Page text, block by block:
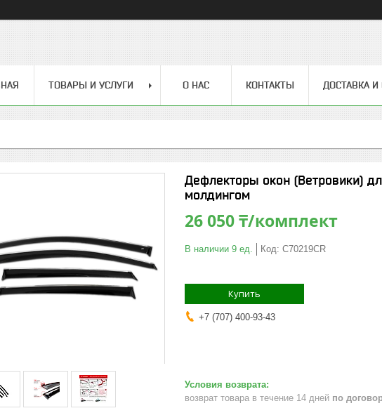
ТОВАРЫ И УСЛУГИ О НАС КОНТАКТЫ ДОСТАВКА И
Дефлекторы окон (Ветровики)
молдингом
26 050 ₸/комплект
В наличии 9 ед. Код: C70219CR
Купить
+7 (707) 400-93-43
возврат товара в течение 14 дней по